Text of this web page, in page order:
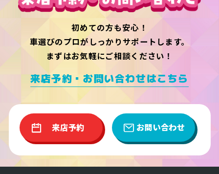
初めての方も安心！
車選びのプロがしっかりサポートします。
まずはお気軽にご相談ください！
来店予約・お問い合わせはこちら
来店予約 お問い合わせ